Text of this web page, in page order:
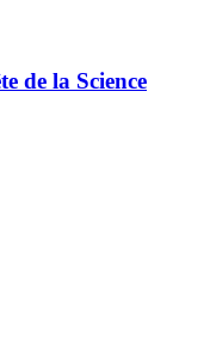
de la Science